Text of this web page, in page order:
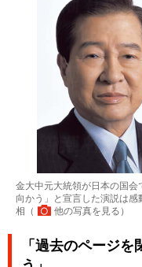
金大中元大統領が日本の国
向かう」と宣言した演説は
相（
他の写真を見る ）
「過去のページ